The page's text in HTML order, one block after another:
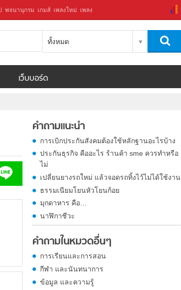
พจนานุกรม เกมส์ เพลงใหม่ เพลง
ทั้งหมด
เว็บบอร์ด
คำถามแนะนำ
การเบิกประกันสังคมต้องใช้หลักฐานอะไรบ้าง
ประกันธุรกิจ คืออะไร ร้านค้า sme ควรทำหรือ
ไม่
เปลี่ยนยางรถใหม่ แล้วจอดรถทิ้งไว้ไม่ได้ใช้งาน
ธรรมเนียมโยนหัวโยนก้อย
มุกดาหาร คือ…
นาฬิกาชีวะ
คำถามในหมวดอื่นๆ
การเรียนและการสอน
กีฬา และนันทนาการ
ข้อมูล และความรู้